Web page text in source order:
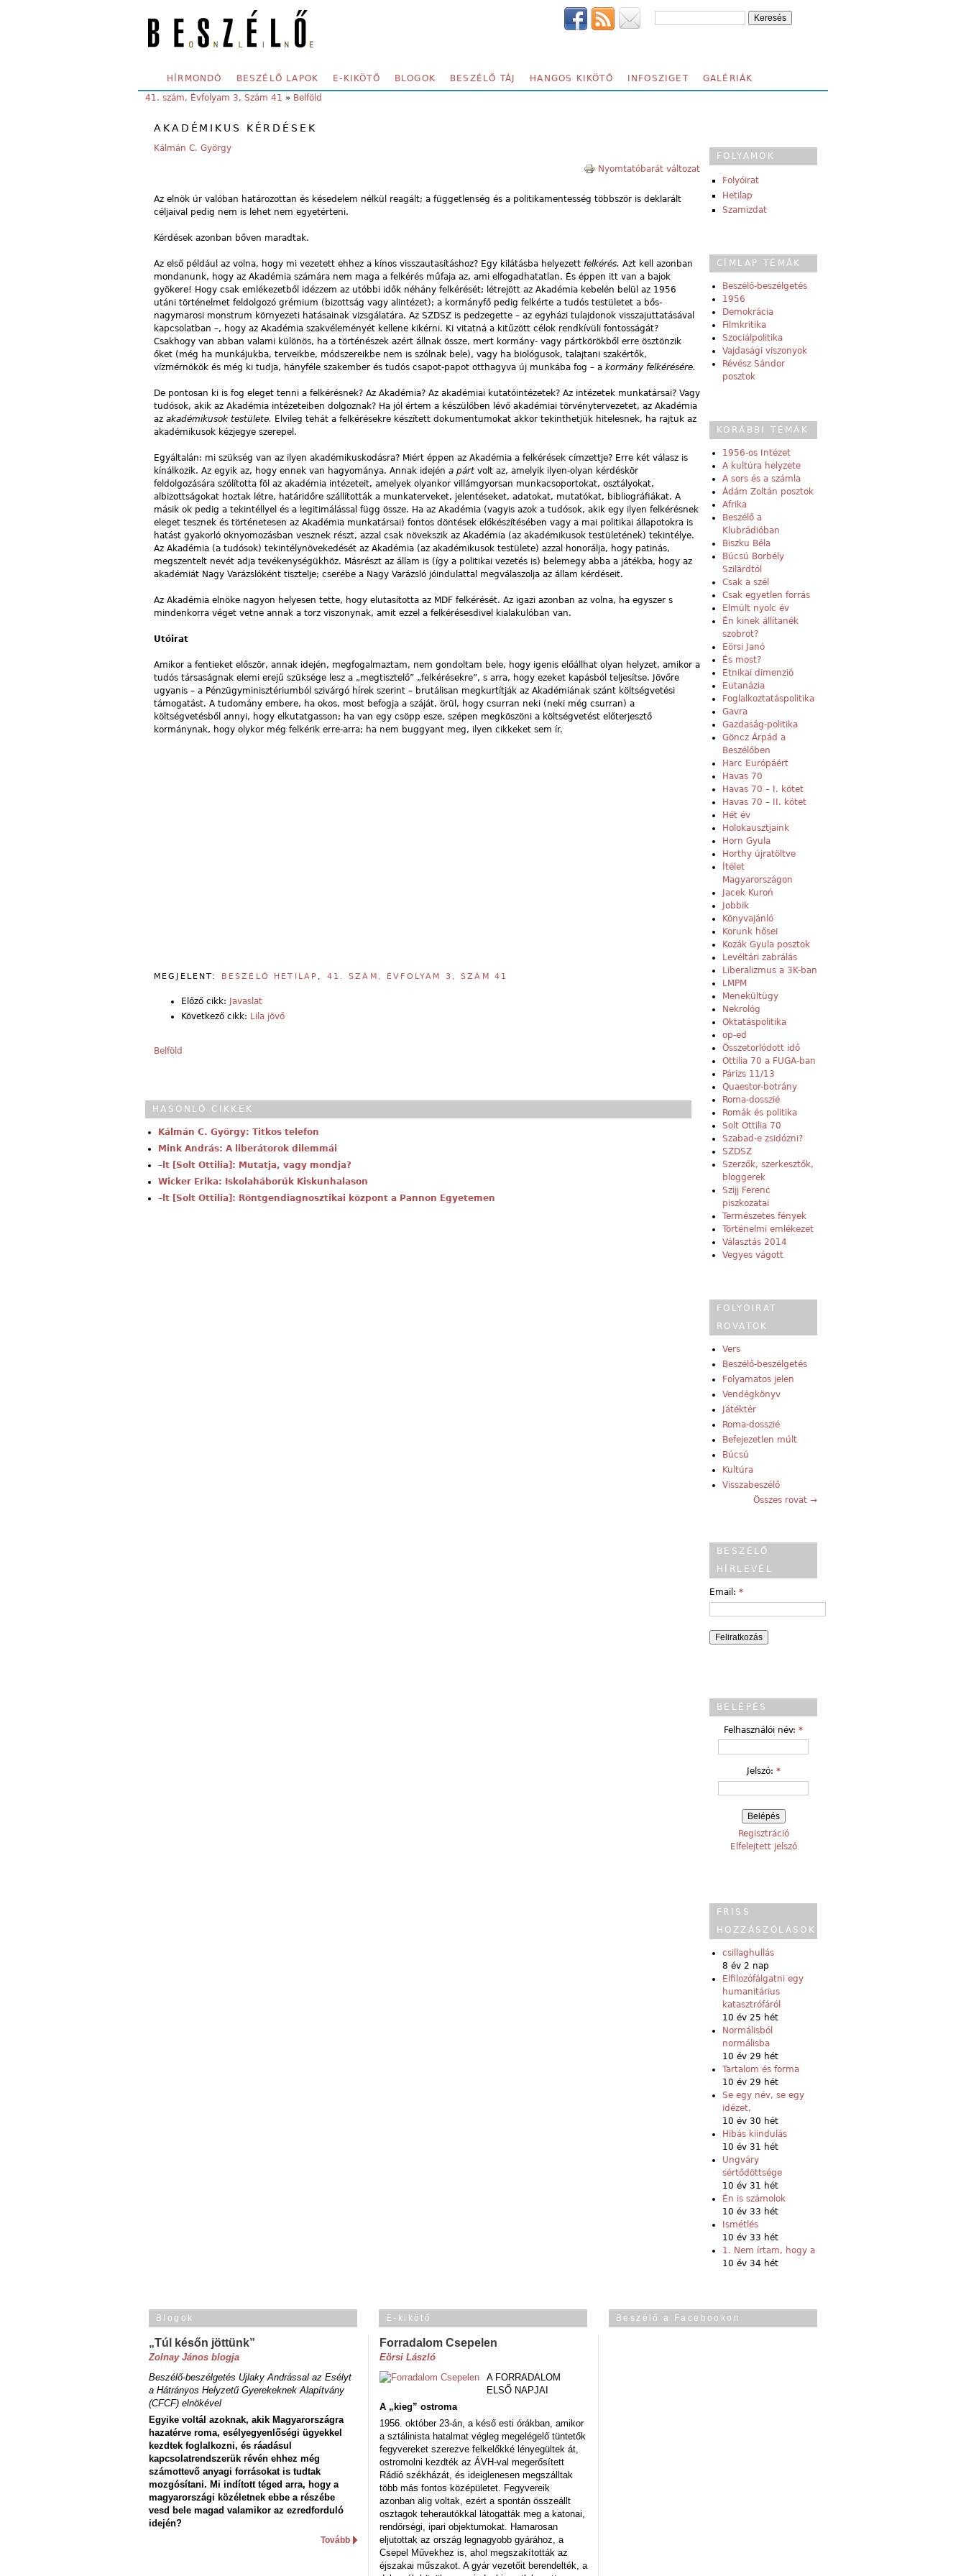
SECONDARY MENU
HÍRMONDÓ BESZÉLŐ LAPOK E-KIKÖTŐ BLOGOK BESZÉLŐ TÁJ HANGOS KIKÖTŐ INFOSZIGET GALÉRIÁK
YOU ARE HERE:
41. szám, Évfolyam 3, Szám 41 » Belföld
AKADÉMIKUS KÉRDÉSEK
Kálmán C. György
Nyomtatóbarát változat
Az elnök úr valóban határozottan és késedelem nélkül reagált; a függetlenség és a politikamentesség többször is deklarált
céljaival pedig nem is lehet nem egyetérteni.
Kérdések azonban bőven maradtak.
Az első például az volna, hogy mi vezetett ehhez a kínos visszautasításhoz? Egy kilátásba helyezett felkérés. Azt kell azonban
mondanunk, hogy az Akadémia számára nem maga a felkérés műfaja az, ami elfogadhatatlan. És éppen itt van a bajok
gyökere! Hogy csak emlékezetből idézzem az utóbbi idők néhány felkérését; létrejött az Akadémia kebelén belül az 1956
utáni történelmet feldolgozó grémium (bizottság vagy alintézet); a kormányfő pedig felkérte a tudós testületet a bős-
nagymarosi monstrum környezeti hatásainak vizsgálatára. Az SZDSZ is pedzegette – az egyházi tulajdonok visszajuttatásával
kapcsolatban –, hogy az Akadémia szakvéleményét kellene kikérni. Ki vitatná a kitűzött célok rendkívüli fontosságát?
Csakhogy van abban valami különös, ha a történészek azért állnak össze, mert kormány- vagy pártkörökből erre ösztönzik
őket (még ha munkájukba, terveikbe, módszereikbe nem is szólnak bele), vagy ha biológusok, talajtani szakértők,
vízmérnökök és még ki tudja, hányféle szakember és tudós csapot-papot otthagyva új munkába fog – a kormány felkérésére.
De pontosan ki is fog eleget tenni a felkérésnek? Az Akadémia? Az akadémiai kutatóintézetek? Az intézetek munkatársai? Vagy
tudósok, akik az Akadémia intézeteiben dolgoznak? Ha jól értem a készülőben lévő akadémiai törvénytervezetet, az Akadémia
az akadémikusok testülete. Elvileg tehát a felkérésekre készített dokumentumokat akkor tekinthetjük hitelesnek, ha rajtuk az
akadémikusok kézjegye szerepel.
Egyáltalán: mi szükség van az ilyen akadémikuskodásra? Miért éppen az Akadémia a felkérések címzettje? Erre két válasz is
kínálkozik. Az egyik az, hogy ennek van hagyománya. Annak idején a párt volt az, amelyik ilyen-olyan kérdéskör
feldolgozására szólította föl az akadémia intézeteit, amelyek olyankor villámgyorsan munkacsoportokat, osztályokat,
albizottságokat hoztak létre, határidőre szállították a munkaterveket, jelentéseket, adatokat, mutatókat, bibliográfiákat. A
másik ok pedig a tekintéllyel és a legitimálással függ össze. Ha az Akadémia (vagyis azok a tudósok, akik egy ilyen felkérésnek
eleget tesznek és történetesen az Akadémia munkatársai) fontos döntések előkészítésében vagy a mai politikai állapotokra is
hatást gyakorló oknyomozásban vesznek részt, azzal csak növekszik az Akadémia (az akadémikusok testületének) tekintélye.
Az Akadémia (a tudósok) tekintélynövekedését az Akadémia (az akadémikusok testülete) azzal honorálja, hogy patinás,
megszentelt nevét adja tevékenységükhöz. Másrészt az állam is (így a politikai vezetés is) belemegy abba a játékba, hogy az
akadémiát Nagy Varázslóként tisztelje; cserébe a Nagy Varázsló jóindulattal megválaszolja az állam kérdéseit.
Az Akadémia elnöke nagyon helyesen tette, hogy elutasította az MDF felkérését. Az igazi azonban az volna, ha egyszer s
mindenkorra véget vetne annak a torz viszonynak, amit ezzel a felkérésesdivel kialakulóban van.
Utóirat
Amikor a fentieket először, annak idején, megfogalmaztam, nem gondoltam bele, hogy igenis előállhat olyan helyzet, amikor a
tudós társaságnak elemi erejű szüksége lesz a „megtisztelő” „felkérésekre”, s arra, hogy ezeket kapásból teljesítse. Jövőre
ugyanis – a Pénzügyminisztériumból szivárgó hírek szerint – brutálisan megkurtítják az Akadémiának szánt költségvetési
támogatást. A tudomány embere, ha okos, most befogja a száját, örül, hogy csurran neki (neki még csurran) a
költségvetésből annyi, hogy elkutatgasson; ha van egy csöpp esze, szépen megköszöni a költségvetést előterjesztő
kormánynak, hogy olykor még felkérik erre-arra; ha nem buggyant meg, ilyen cikkeket sem ír.
MEGJELENT: BESZÉLŐ HETILAP 41. SZÁM, ÉVFOLYAM 3, SZÁM 41
Előző cikk: Javaslat
Következő cikk: Lila jövő
Belföld
HASONLÓ CIKKEK
Kálmán C. György: Titkos telefon
Mink András: A liberátorok dilemmái
–lt [Solt Ottilia]: Mutatja, vagy mondja?
Wicker Erika: Iskolaháborúk Kiskunhalason
–lt [Solt Ottilia]: Röntgendiagnosztikai központ a Pannon Egyetemen
FOLYAMOK
Folyóirat
Hetilap
Szamizdat
CÍMLAP TÉMÁK
Beszélő-beszélgetés
1956
Demokrácia
Filmkritika
Szociálpolitika
Vajdasági viszonyok
Révész Sándor
posztok
KORÁBBI TÉMÁK
1956-os Intézet
A kultúra helyzete
A sors és a számla
Ádám Zoltán posztok
Afrika
Beszélő a
Klubrádióban
Biszku Béla
Búcsú Borbély
Szilárdtól
Csak a szél
Csak egyetlen forrás
Elmúlt nyolc év
Én kinek állítanék
szobrot?
Eörsi Janó
És most?
Etnikai dimenzió
Eutanázia
Foglalkoztatáspolitika
Gavra
Gazdaság-politika
Göncz Árpád a
Beszélőben
Harc Európáért
Havas 70
Havas 70 – I. kötet
Havas 70 – II. kötet
Hét év
Holokausztjaink
Horn Gyula
Horthy újratöltve
Ítélet
Magyarországon
Jacek Kuroń
Jobbik
Könyvajánló
Korunk hősei
Kozák Gyula posztok
Levéltári zabrálás
Liberalizmus a 3K-ban
LMPM
Menekültügy
Nekrológ
Oktatáspolitika
op-ed
Összetorlódott idő
Ottilia 70 a FUGA-ban
Párizs 11/13
Quaestor-botrány
Roma-dosszié
Romák és politika
Solt Ottilia 70
Szabad-e zsidózni?
SZDSZ
Szerzők, szerkesztők,
bloggerek
Szijj Ferenc
piszkozatai
Természetes fények
Történelmi emlékezet
Választás 2014
Vegyes vágott
FOLYÓIRAT
ROVATOK
Vers
Beszélő-beszélgetés
Folyamatos jelen
Vendégkönyv
Játéktér
Roma-dosszié
Befejezetlen múlt
Búcsú
Kultúra
Visszabeszélő
Összes rovat →
BESZÉLŐ
HÍRLEVÉL
Email: *
BELÉPÉS
Felhasználói név: *
Jelszó: *
Regisztráció
Elfelejtett jelszó
FRISS
HOZZÁSZÓLÁSOK
csillaghullás
8 év 2 nap
Elfilozófálgatni egy
humanitárius
katasztrófáról
10 év 25 hét
Normálisból
normálisba
10 év 29 hét
Tartalom és forma
10 év 29 hét
Se egy név, se egy
idézet,
10 év 30 hét
Hibás kiindulás
10 év 31 hét
Ungváry
sértődöttsége
10 év 31 hét
Én is számolok
10 év 33 hét
Ismétlés
10 év 33 hét
1. Nem írtam, hogy a
10 év 34 hét
Blogok
„Túl későn jöttünk”
Zolnay János blogja
Beszélő-beszélgetés Ujlaky Andrással az Esélyt
a Hátrányos Helyzetű Gyerekeknek Alapítvány
(CFCF) elnökével
Egyike voltál azoknak, akik Magyarországra
hazatérve roma, esélyegyenlőségi ügyekkel
kezdtek foglalkozni, és ráadásul
kapcsolatrendszerük révén ehhez még
számottevő anyagi forrásokat is tudtak
mozgósítani. Mi indított téged arra, hogy a
magyarországi közéletnek ebbe a részébe
vesd bele magad valamikor az ezredforduló
idején?
Tovább
E-kikötő
Forradalom Csepelen
Eörsi László
A FORRADALOM
ELSŐ NAPJAI
A „kieg” ostroma
1956. október 23-án, a késő esti órákban, amikor
a sztálinista hatalmat végleg megelégelő tüntetők
fegyvereket szerezve felkelőkké lényegültek át,
ostromolni kezdték az ÁVH-val megerősített
Rádió székházát, és ideiglenesen megszálltak
több más fontos középületet. Fegyvereik
azonban alig voltak, ezért a spontán összeállt
osztagok teherautókkal látogatták meg a katonai,
rendőrségi, ipari objektumokat. Hamarosan
eljutottak az ország legnagyobb gyárához, a
Csepel Művekhez is, ahol megszakították az
éjszakai műszakot. A gyár vezetőit berendelték, a
Beszélő a Facebookon